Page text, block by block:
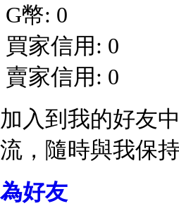
G幣: 0
買家信用: 0
賣家信用: 0
入到我的好友
，隨時與我保
好友